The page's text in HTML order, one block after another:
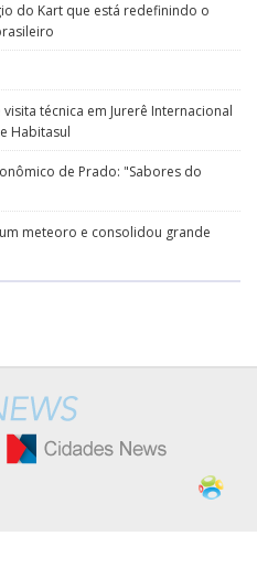
do Kart que está redefinindo o
técnica em Jurerê Internacional
Habitasul
de Prado: "Sabores do
meteoro e consolidou grande